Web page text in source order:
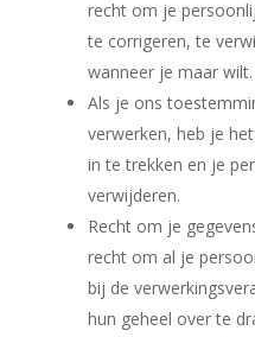
recht om je
te corrigeren, te
wanneer je maar wilt.
Als je ons
verwerken, heb je
in te trekken en je
verwijderen.
Recht om je
recht om al je
bij de
hun geheel over te